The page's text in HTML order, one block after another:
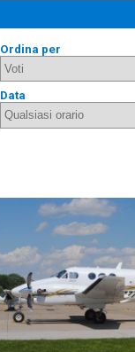
Ordina per
Data